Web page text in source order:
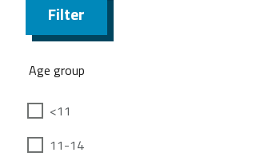
Filter
Age group
<11
11-14